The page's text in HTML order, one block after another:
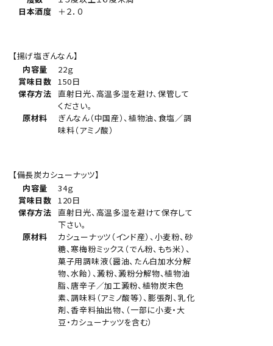
日本酒度
＋２．０
【揚げ塩ぎんなん】
内容量
22ｇ
賞味日数 150日
保存方法 直射日光、高温多湿を避け、保管して
ください。
原材料
ぎんなん（中国産）、植物油、食塩／調
味料（アミノ酸）
【備長炭カシューナッツ】
内容量
34ｇ
賞味日数 120日
保存方法 直射日光、高温多湿を避けて保存して
下さい。
原材料
カシューナッツ（インド産）、小麦粉、砂
糖、寒梅粉ミックス（でん粉、もち米）、
菓子用調味液（醤油、たん白加水分解
物、水飴）、澱粉、澱粉分解物、植物油
脂、唐辛子／加工澱粉、植物炭末色
素、調味料（アミノ酸等）、膨張剤、乳化
剤、香辛料抽出物、（一部に小麦・大
豆・カシューナッツを含む）